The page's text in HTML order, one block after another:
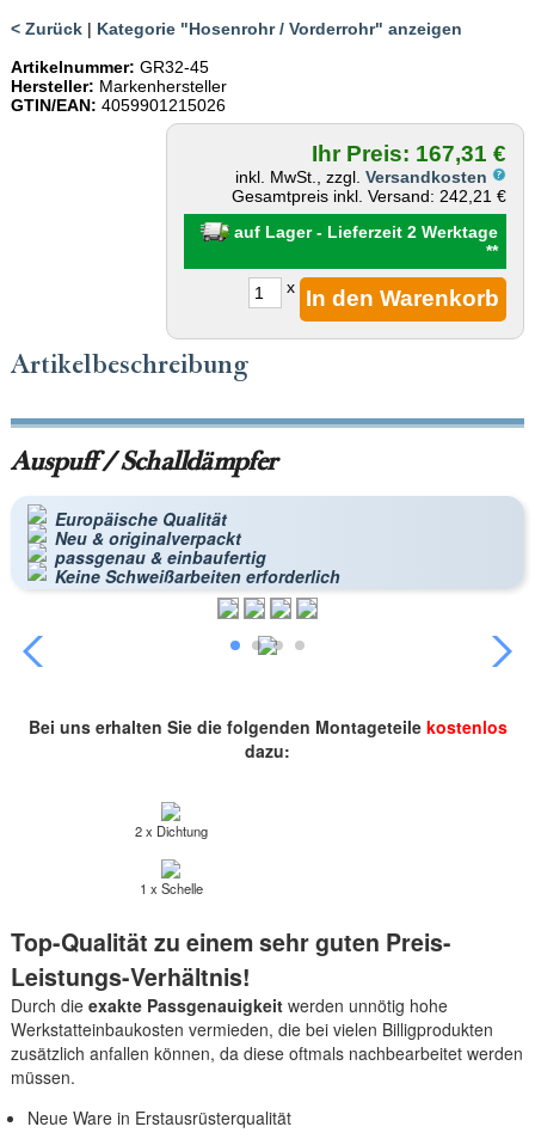
< Zurück| Kategorie "Hosenrohr / Vorderrohr" anzeigen
Artikelnummer: GR32-45
Hersteller: Markenhersteller
GTIN/EAN: 4059901215026
Ihr Preis: 167,31 €
inkl. MwSt., zzgl.Versandkosten
Gesamtpreis inkl. Versand: 242,21 €
auf Lager - Lieferzeit 2 Werktage
**
x
Artikelbeschreibung
Auspuff / Schalldämpfer
Europäische Qualität
Neu & originalverpackt
passgenau & einbaufertig
Keine Schweißarbeiten erforderlich
Bei uns erhalten Sie die folgenden Montageteile kostenlos
dazu:
2 x Dichtung
1 x Schelle
Top-Qualität zu einem sehr guten Preis-
Leistungs-Verhältnis!
Durch die exakte Passgenauigkeitwerden unnötig hohe
Werkstatteinbaukosten vermieden, die bei vielen Billigprodukten
zusätzlich anfallen können, da diese oftmals nachbearbeitet werden
müssen.
Neue Ware in Erstausrüsterqualität